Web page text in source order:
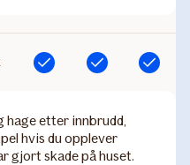
Inkludert Inkludert Inkludert
etter innbrudd,
hvis du opplever
gjort skade på huset.